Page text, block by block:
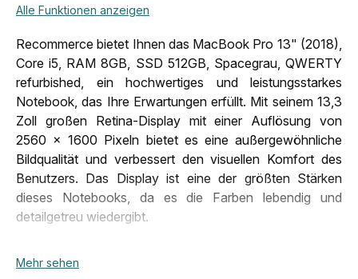
Bluetooth
Bluetooth 5.0
Erscheinungsjahr
2019
Gewicht
2,2 Kg
inklusive Zubehör
1 x Ladegerät
Konnektivität
Wi-Fi
Kopfhöreranschluss
Ja
Marke
Apple
Alle Funktionen anzeigen
Recommerce bietet Ihnen das MacBook Pro 13" (2018),
Core i5, RAM 8GB, SSD 512GB, Spacegrau, QWERTY
refurbished, ein hochwertiges und leistungsstarkes
Notebook, das Ihre Erwartungen erfüllt. Mit seinem 13,3
Zoll großen Retina-Display mit einer Auflösung von
2560 x 1600 Pixeln bietet es eine außergewöhnliche
Bildqualität und verbessert den visuellen Komfort des
Benutzers. Das Display ist eine der größten Stärken
dieses Notebooks, da es die Farben lebendig und
detailgetreu wiedergibt.
Das MacBook Pro 13" (2018), Core i5, RAM 8GB, SSD
512GB, Spacegrau, QWERTY refurbished ist mit einem
Mehr sehen